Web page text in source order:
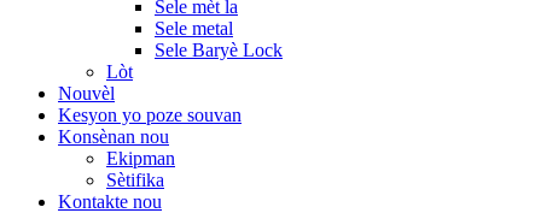
Sele mèt la
Sele metal
Sele Baryè Lock
Lòt
Nouvèl
Kesyon yo poze souvan
Konsènan nou
Ekipman
Sètifika
Kontakte nou